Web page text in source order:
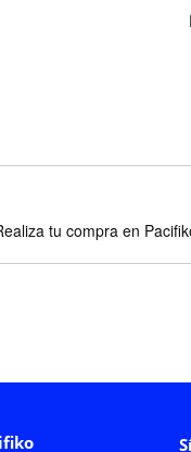
tu compra en